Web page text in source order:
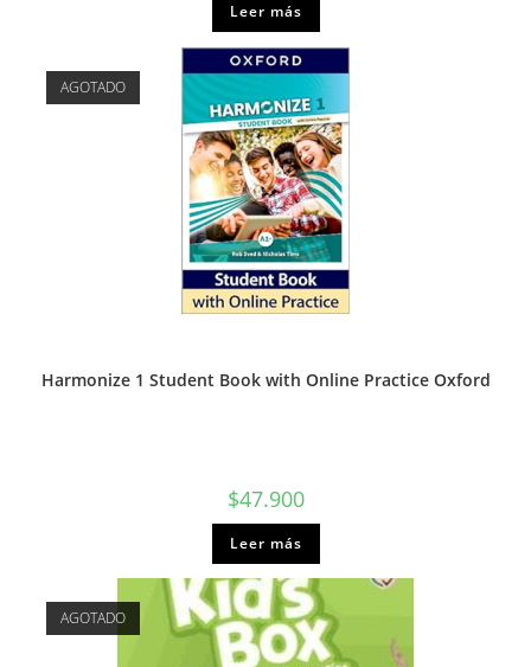
Leer más
AGOTADO
Harmonize 1 Student Book with Online Practice Oxford
$47.900
Leer más
AGOTADO